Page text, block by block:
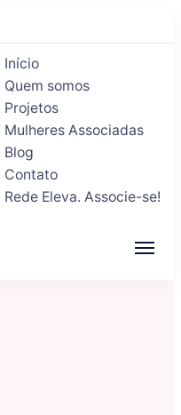
você crescer
Início
Quem somos
Projetos
Mulheres Associadas
Blog
Contato
Rede Eleva. Associe-se!